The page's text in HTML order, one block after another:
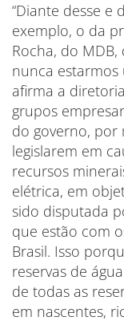
“Diante desse
exemplo, o da
Rocha, do
nunca estarmos
afirma a
grupos
do governo, por
legislarem em
recursos
elétrica, em
sido disputada
que estão com
Brasil. Isso
reservas de
de todas as
em nascentes,